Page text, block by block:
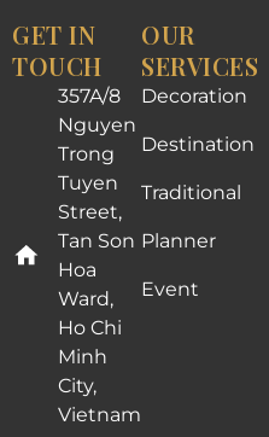
GET IN
TOUCH
357A/8
Nguyen
Trong
Tuyen
Street,
Tan Son
Hoa
Ward,
Ho Chi
Minh
City,
Vietnam
OUR
SERVICES
Decoration
Destination
Traditional
Planner
Event